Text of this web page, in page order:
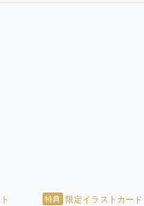
特典 限定イラストカード